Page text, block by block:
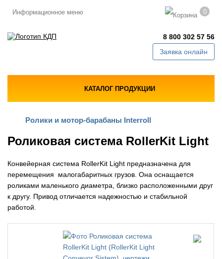
Информационное меню 0
8 800 302 57 56
Заявка онлайн
КАТАЛОГ ПРОДУКЦИИ
Ролики и мотор-барабаны Interroll
Роликовая система RollerKit Light
Конвейерная система RollerKit Light предназначена для
перемещения малогабаритных грузов. Она оснащается
роликами маленького диаметра, близко расположенными друг
к другу. Привод отличается надежностью и стабильной
работой.